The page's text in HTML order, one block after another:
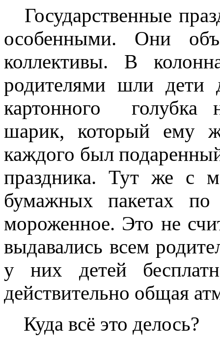
Государственные
особенными. Они
коллективы. В
родителями шли дети
картонного голубка
шарик, который ему
каждого был
праздника. Тут же с
бумажных пакетах
мороженное. Это не
выдавались всем
у них детей
действительно общая
Куда всё это делось?